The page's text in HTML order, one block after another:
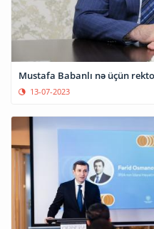
Mustafa Babanlı nə üçün
13-07-2023